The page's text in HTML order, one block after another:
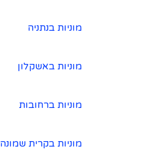
מוניות בנתניה
מוניות באשקלון
מוניות ברחובות
מוניות בקרית שמונה